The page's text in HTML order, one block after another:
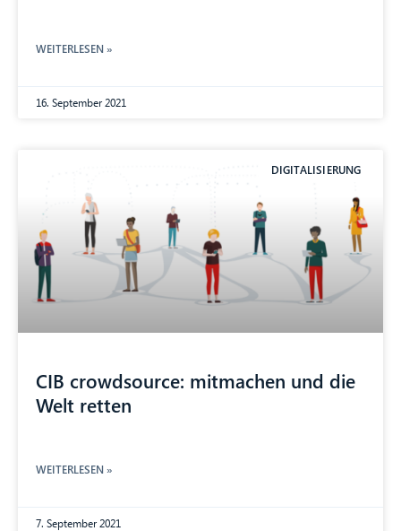
WEITERLESEN »
16. September 2021
DIGITALISIERUNG
CIB crowdsource: mitmachen und die
Welt retten
WEITERLESEN »
7. September 2021